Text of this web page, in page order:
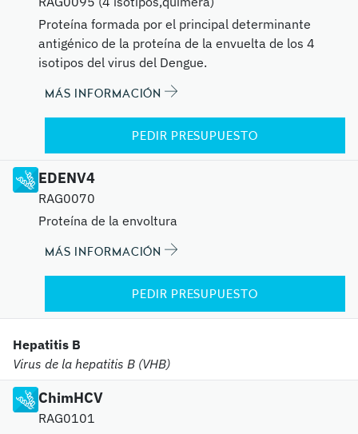
Proteína formada por el principal determinante
antigénico de la proteína de la envuelta de los 4
isotipos del virus del Dengue.
MÁS INFORMACIÓN
PEDIR PRESUPUESTO
EDENV4
RAG0070
Proteína de la envoltura
MÁS INFORMACIÓN
PEDIR PRESUPUESTO
Hepatitis B
Virus de la hepatitis B (VHB)
ChimHCV
RAG0101